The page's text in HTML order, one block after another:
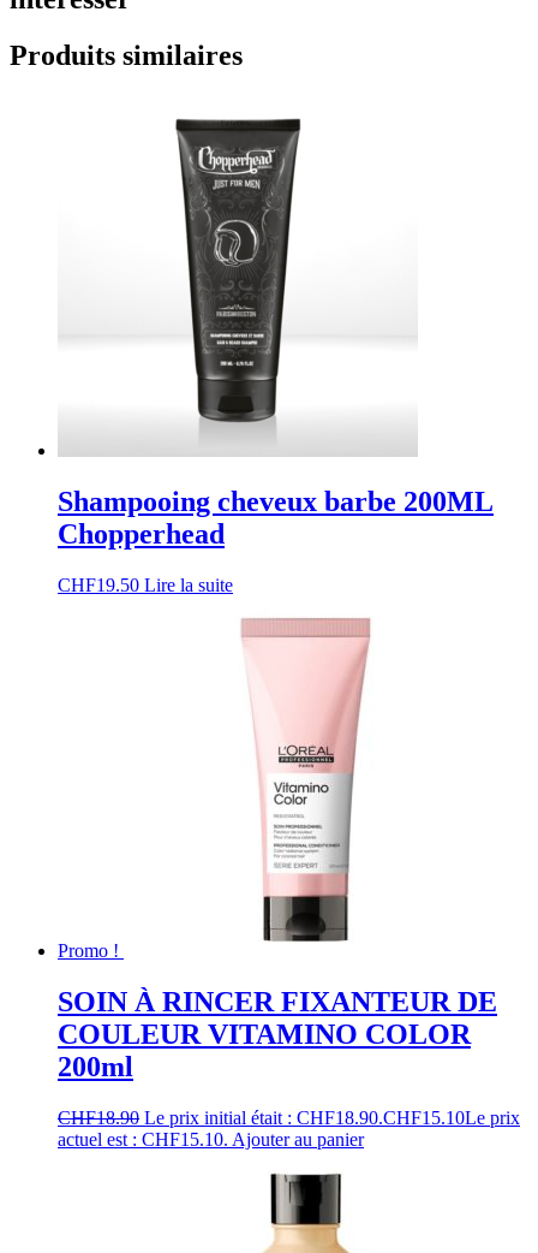
Produits similaires
Shampooing cheveux barbe 200ML
Chopperhead
CHF19.50 Lire la suite
Promo !
SOIN À RINCER FIXANTEUR DE
COULEUR VITAMINO COLOR
200ml
CHF18.90 Le prix initial était : CHF18.90.CHF15.10Le prix
actuel est : CHF15.10. Ajouter au panier